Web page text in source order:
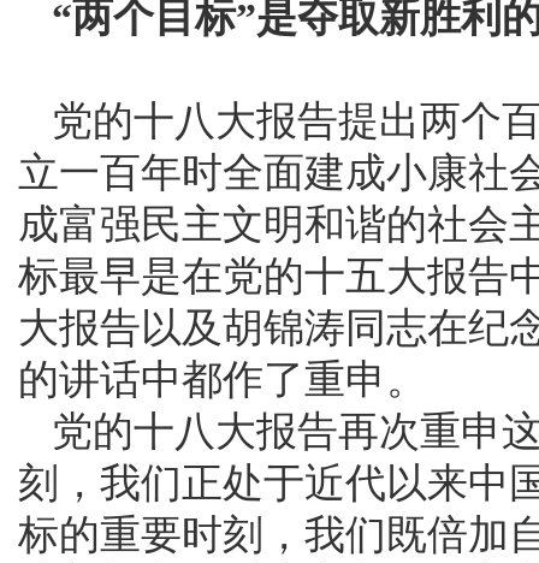
“两个目标”是夺取新胜利
党的十八大报告提出两个
立一百年时全面建成小康社
成富强民主文明和谐的社会
标最早是在党的十五大报告
大报告以及胡锦涛同志在纪
的讲话中都作了重申。
党的十八大报告再次重申
刻，我们正处于近代以来中
标的重要时刻，我们既倍加